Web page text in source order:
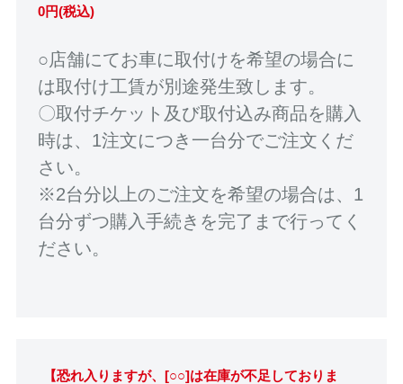
0円(税込)
○店舗にてお車に取付けを希望の場合に
は取付け工賃が別途発生致します。
〇取付チケット及び取付込み商品を購入
時は、1注文につき一台分でご注文くだ
さい。
※2台分以上のご注文を希望の場合は、1
台分ずつ購入手続きを完了まで行ってく
ださい。
【恐れ入りますが、[○○]は在庫が不足しておりま